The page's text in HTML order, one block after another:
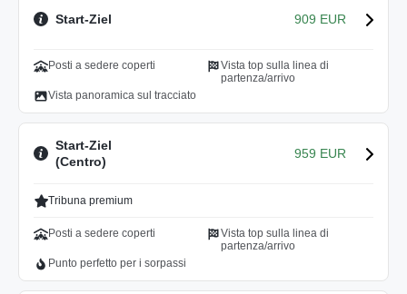
Start-Ziel 909 EUR
Posti a sedere coperti
Vista top sulla linea di
partenza/arrivo
Vista panoramica sul tracciato
Start-Ziel
(Centro)
959 EUR
Tribuna premium
Posti a sedere coperti
Vista top sulla linea di
partenza/arrivo
Punto perfetto per i sorpassi